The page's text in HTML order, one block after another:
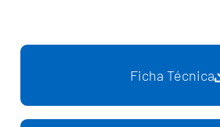
Ficha Técnica